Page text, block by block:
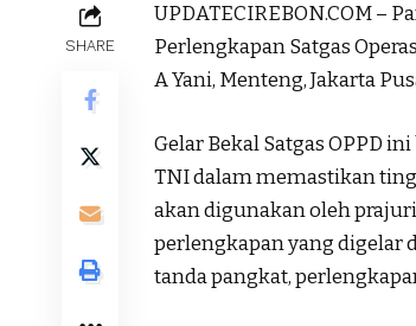
SHARE
UPDATECIREBON.COM –
Perlengkapan Satgas
A Yani, Menteng, Jakarta
Gelar Bekal Satgas OPPD
TNI dalam memastikan
akan digunakan oleh
perlengkapan yang digelar
tanda pangkat,